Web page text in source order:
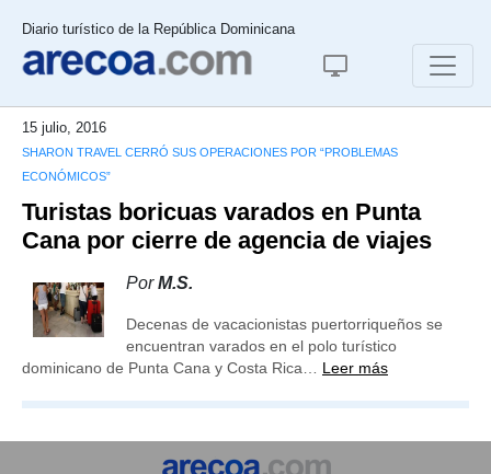
Diario turístico de la República Dominicana
15 julio, 2016
SHARON TRAVEL CERRÓ SUS OPERACIONES POR “PROBLEMAS
ECONÓMICOS”
Turistas boricuas varados en Punta
Cana por cierre de agencia de viajes
PorM.S.
Decenas de vacacionistas puertorriqueños se
encuentran varados en el polo turístico
dominicano de Punta Cana y Costa Rica… Leer más